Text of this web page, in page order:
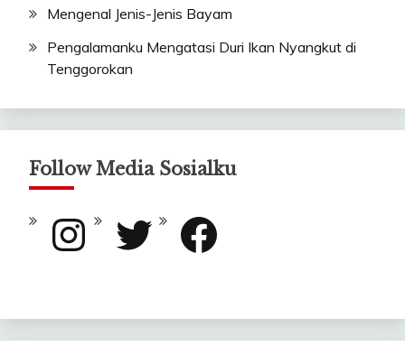
Mengenal Jenis-Jenis Bayam
Pengalamanku Mengatasi Duri Ikan Nyangkut di
Tenggorokan
Follow Media Sosialku
Instagram Twitter Facebook